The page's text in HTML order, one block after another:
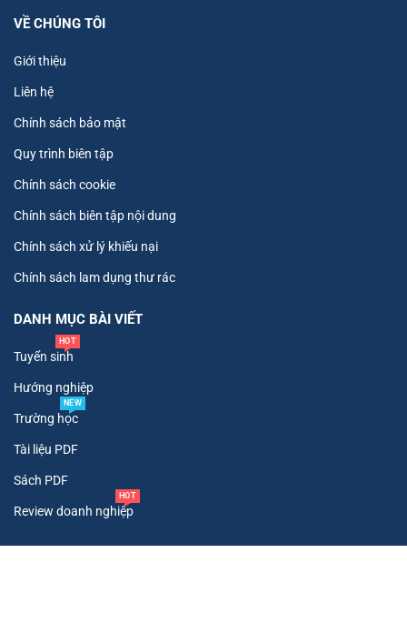
VỀ CHÚNG TÔI
Giới thiệu
Liên hệ
Chính sách bảo mật
Quy trình biên tập
Chính sách cookie
Chính sách biên tập nội dung
Chính sách xử lý khiếu nại
Chính sách lam dụng thư rác
DANH MỤC BÀI VIẾT
Tuyển sinh
HOT
Hướng nghiệp
Trường học
NEW
Tài liệu PDF
Sách PDF
Review doanh nghiệp
HOT